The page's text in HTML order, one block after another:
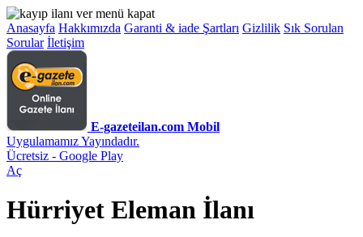
Anasayfa Hakkımızda Garanti & iade Şartları Gizlilik Sık Sorulan
Sorular İletişim
E-gazeteilan.com Mobil
Uygulamamız Yayındadır.
Ücretsiz - Google Play
Aç
Hürriyet Eleman İlanı